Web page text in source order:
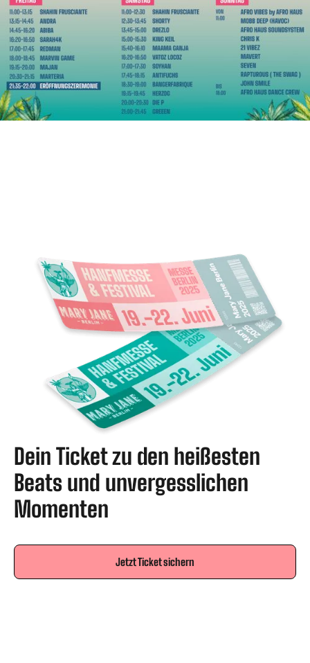
Dein Ticket zu den heißesten
Beats und unvergesslichen
Momenten
Jetzt Ticket sichern